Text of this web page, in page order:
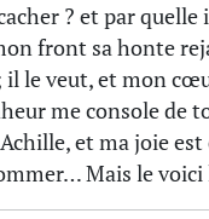
? et par quelle
front sa honte
le veut, et mon
me console de
et ma joie
Mais le